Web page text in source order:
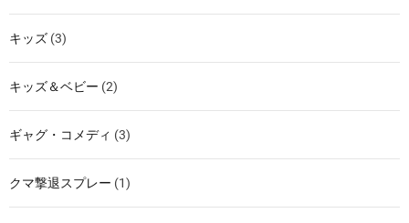
キッズ (3)
キッズ＆ベビー (2)
ギャグ・コメディ (3)
クマ撃退スプレー (1)